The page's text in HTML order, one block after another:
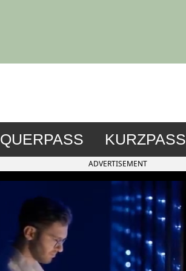
QUERPASS KURZPASS
ADVERTISEMENT